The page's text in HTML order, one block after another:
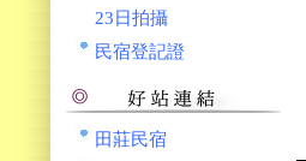
23日拍攝
民宿登記證
田莊民宿